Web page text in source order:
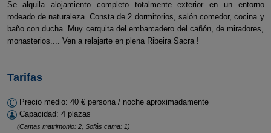
Se alquila alojamiento completo totalmente exterior en un entorno
rodeado de naturaleza. Consta de 2 dormitorios, salón comedor, cocina y
baño con ducha. Muy cerquita del embarcadero del cañón, de miradores,
monasterios.... Ven a relajarte en plena Ribeira Sacra !
Tarifas
Precio medio: 40 € persona / noche aproximadamente
Capacidad: 4 plazas
(Camas matrimonio: 2, Sofás cama: 1)